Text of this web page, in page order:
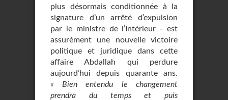
plus désormais conditionnée à la
signature d’un arrêté d’expulsion
par le ministre de l’Intérieur - est
assurément une nouvelle victoire
politique et juridique dans cette
affaire Abdallah qui perdure
aujourd’hui depuis quarante ans.
« Bien entendu le changement
prendra du temps et puis